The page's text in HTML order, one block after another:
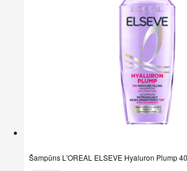
Šampūns L'OREAL ELSEVE Hyaluron Plump